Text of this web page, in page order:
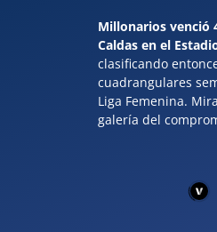
Millonarios venció
Caldas en el
clasificando
cuadrangulares
Liga Femenina.
galería del